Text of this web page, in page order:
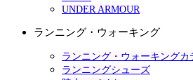
UNDER ARMOUR
ランニング・ウォーキング
ランニング・ウォーキングカ
ランニングシューズ